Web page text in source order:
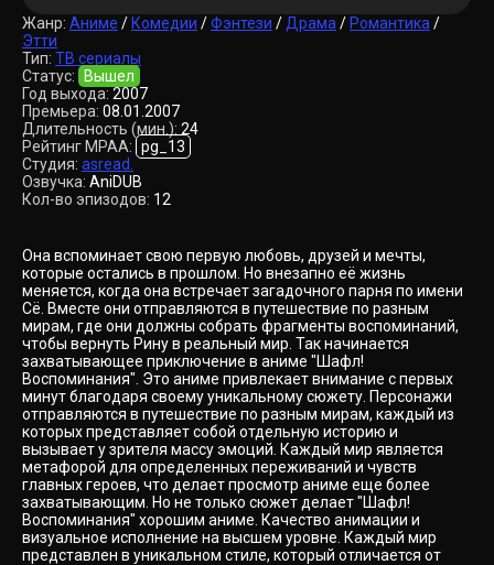
Жанр: Аниме / Комедии /Фэнтези /Драма/ Романтика/
Этти
Тип: ТВ сериалы
Статус:
Вышел
Год выхода: 2007
Премьера: 08.01.2007
Длительность (мин.): 24
Рейтинг MPAA: pg_13
Студия: asread.
Озвучка: AniDUB
Кол-во эпизодов: 12
Она вспоминает свою первую любовь, друзей и мечты,
которые остались в прошлом. Но внезапно её жизнь
меняется, когда она встречает загадочного парня по имени
Сё. Вместе они отправляются в путешествие по разным
мирам, где они должны собрать фрагменты воспоминаний,
чтобы вернуть Рину в реальный мир. Так начинается
захватывающее приключение в аниме "Шафл!
Воспоминания". Это аниме привлекает внимание с первых
минут благодаря своему уникальному сюжету. Персонажи
отправляются в путешествие по разным мирам, каждый из
которых представляет собой отдельную историю и
вызывает у зрителя массу эмоций. Каждый мир является
метафорой для определенных переживаний и чувств
главных героев, что делает просмотр аниме еще более
захватывающим. Но не только сюжет делает "Шафл!
Воспоминания" хорошим аниме. Качество анимации и
визуальное исполнение на высшем уровне. Каждый мир
представлен в уникальном стиле, который отличается от